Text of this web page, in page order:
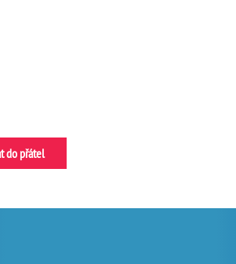
do přátel